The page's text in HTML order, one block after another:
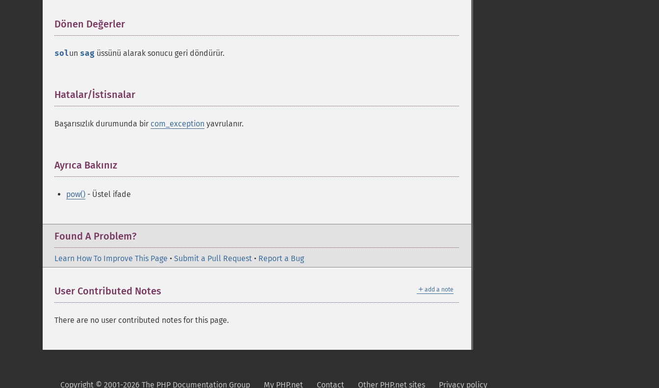
Dönen Değerler
solun sag üssünü alarak sonucu geri döndürür.
Hatalar/İstisnalar
Başarısızlık durumunda bir com_exception yavrulanır.
Ayrıca Bakınız
pow() - Üstel ifade
Found A Problem?
Learn How To Improve This Page • Submit a Pull Request • Report a Bug
＋ add a note
User Contributed Notes
There are no user contributed notes for this page.
Copyright © 2001-2026 The PHP Documentation Group My PHP.net Contact Other PHP.net sites Privacy policy